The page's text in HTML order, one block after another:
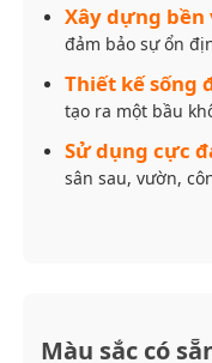
Ô dù trẻ em
Những chiếc ô bãi
Xây dựng bền
đảm bảo sự ổn
Thiết kế sống
tạo ra một bầu
Sử dụng cực
sân sau, vườn,
Màu sắc có